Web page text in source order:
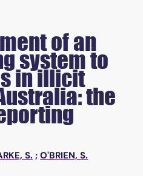
of an
system to
in illicit
the
S. ; O'BRIEN, S.